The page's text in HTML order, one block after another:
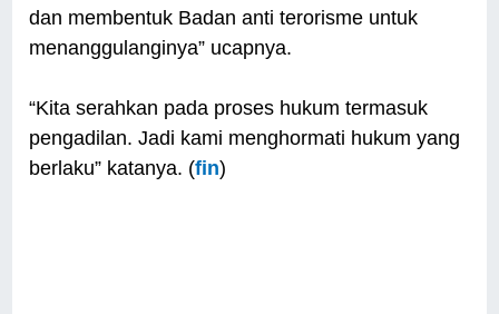
dan membentuk Badan anti terorisme untuk
menanggulanginya” ucapnya.
“Kita serahkan pada proses hukum termasuk
pengadilan. Jadi kami menghormati hukum yang
berlaku” katanya. (fin)